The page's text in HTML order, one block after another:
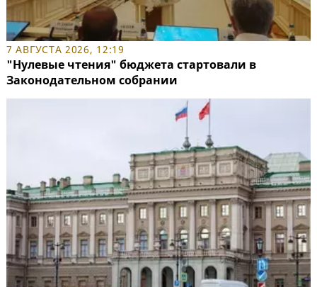
7 АВГУСТА 2026, 12:19
"Нулевые чтения" бюджета стартовали в
Законодательном собрании